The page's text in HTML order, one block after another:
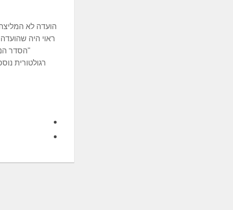
הועדה לא
ראוי היה
"הסדר
רגולטורית